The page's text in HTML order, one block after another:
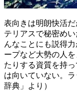
表向きは明朗快活
テリアスで秘密め
んなことにも説得
ープなど大勢の人
たりする資質を持
は向いていない。
辞典」より）